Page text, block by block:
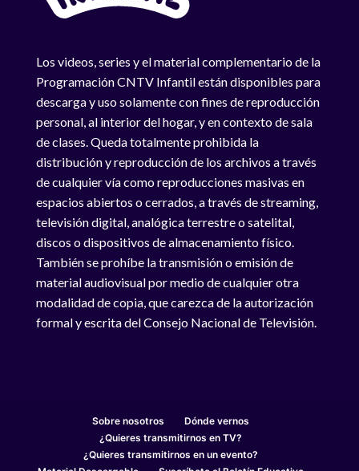
Los videos, series y el material complementario de la
Programación CNTV Infantil están disponibles para
descarga y uso solamente con fines de reproducción
personal, al interior del hogar, y en contexto de sala
de clases. Queda totalmente prohibida la
distribución y reproducción de los archivos a través
de cualquier vía como reproducciones masivas en
espacios abiertos o cerrados, a través de streaming,
televisión digital, analógica terrestre o satelital,
discos o dispositivos de almacenamiento físico.
También se prohíbe la transmisión o emisión de
material audiovisual por medio de cualquier otra
modalidad de copia, que carezca de la autorización
formal y escrita del Consejo Nacional de Televisión.
Sobre nosotros
Dónde vernos
¿Quieres transmitirnos en TV?
¿Quieres transmitirnos en un evento?